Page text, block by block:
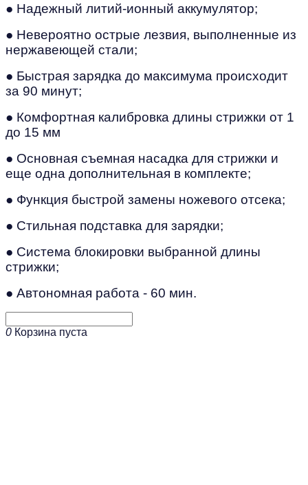
● Надежный литий-ионный аккумулятор;
● Невероятно острые лезвия, выполненные из
нержавеющей стали;
● Быстрая зарядка до максимума происходит
за 90 минут;
● Комфортная калибровка длины стрижки от 1
до 15 мм
● Основная съемная насадка для стрижки и
еще одна дополнительная в комплекте;
● Функция быстрой замены ножевого отсека;
● Стильная подставка для зарядки;
● Система блокировки выбранной длины
стрижки;
● Автономная работа - 60 мин.
0 Корзина пуста